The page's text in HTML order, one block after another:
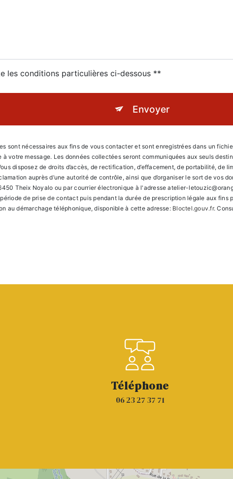
les conditions particulières ci-dessous **
Envoyer
sont nécessaires aux fins de vous contacter et sont enregistrées dans un
votre message. Les données collectées seront communiquées aux seuls
disposez de droits d’accès, de rectification, d’effacement, de portabilité, de
auprès d’une autorité de contrôle, ainsi que d’organiser le sort de vos
Theix Noyalo ou par courrier électronique à l'adresse atelier-
de prise de contact puis pendant la durée de prescription légale aux
au démarchage téléphonique, disponible à cette adresse: Bloctel.gouv.fr.
Téléphone
06 23 27 37 71